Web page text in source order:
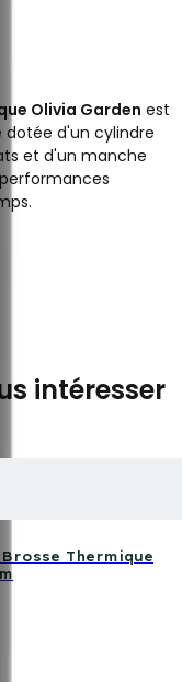
Olivia Garden est
dotée d'un cylindre
et d'un manche
intéresser
Thermique